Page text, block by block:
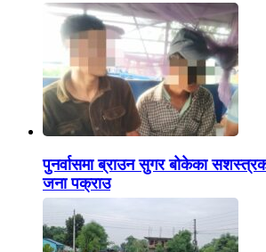
पुनर्वासमा ब्राउन सुगर बोकेका
जना पक्राउ